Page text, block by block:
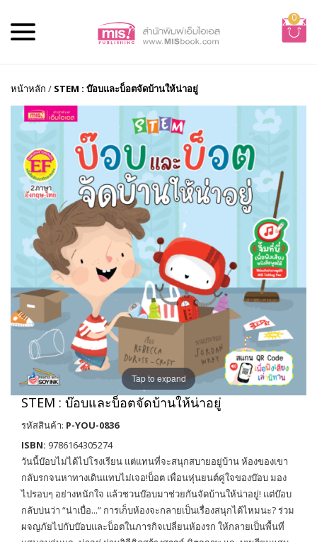
0
หน้าหลัก / STEM : บ๊อบและบ็อตจัดบ้านให้น่าอยู่
Tap to expand
STEM : บ๊อบและบ็อตจัดบ้านให้น่าอยู่
รหัสสินค้า: P-YOU-0836
ISBN: 9786164305274
วันนี้บ๊อบไม่ได้ไปโรงเรียน แต่แทนที่จะสนุกสบายอยู่บ้าน ห้องของเขา
กลับรกจนหาทางเดินแทบไม่เจอ!บ็อต เพื่อนหุ่นยนต์คู่ใจของบ๊อบ มอง
ไปรอบๆ อย่างหนักใจ แล้วชวนบ๊อบมาช่วยกันจัดบ้านให้น่าอยู่! แต่บ๊อบ
กลับบ่นว่า “น่าเบื่อ...” การเก็บห้องจะกลายเป็นเรื่องสนุกได้ไหมนะ? ร่วม
ผจญภัยไปกับบ๊อบและบ็อตในภารกิจเปลี่ยนห้องรก ให้กลายเป็นพื้นที่